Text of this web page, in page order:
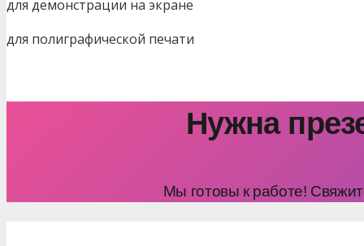
для демонстрации на экране
для полиграфической печати
Нужна
Мы готовы к работе!